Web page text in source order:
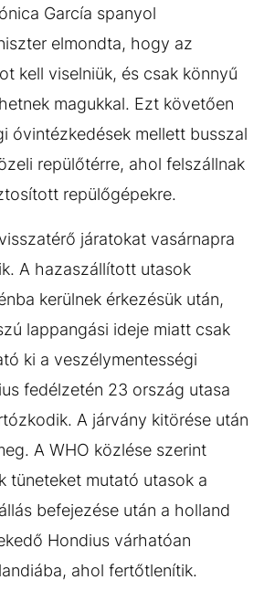
García spanyol
elmondta, hogy az
kell viselniük, és csak könnyű
magukkal. Ezt követően
óvintézkedések mellett busszal
repülőtérre, ahol felszállnak
repülőgépekre.
járatokat vasárnapra
A hazaszállított utasok
kerülnek érkezésük után,
lappangási ideje miatt csak
ki a veszélymentességi
fedélzetén 23 ország utasa
A járvány kitörése után
A WHO közlése szerint
tüneteket mutató utasok a
befejezése után a holland
Hondius várhatóan
ahol fertőtlenítik.